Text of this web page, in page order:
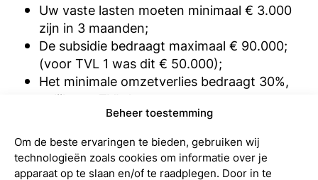
Beheer toestemming
Om de beste ervaringen te bieden, gebruiken wij
technologieën zoals cookies om informatie over je
apparaat op te slaan en/of te raadplegen. Door in te
Uw vaste lasten moeten minimaal € 3.000
zijn in 3 maanden;
De subsidie bedraagt maximaal € 90.000;
(voor TVL 1 was dit € 50.000);
Het minimale omzetverlies bedraagt 30%,
gelijk aan TVL 1.
Het subsidiepercentage van de vaste lasten
is verruimd. Het subsidiepercentage is
afhankelijk van de omzetderving. Bij een
omzetverlies van 30% zal het